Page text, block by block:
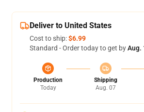
Deliver to United States
Cost to ship:$6.99
Standard - Order today to get byAug.
Production
Today
Shipping
Aug. 07